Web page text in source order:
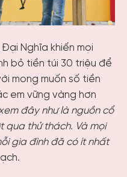
Đại Nghĩa khiến mọi
bỏ tiền túi 30 triệu để
mong muốn số tiền
em vững vàng hơn
đây như là nguồn cổ
qua thử thách. Và mọi
gia đình đã có ít nhất